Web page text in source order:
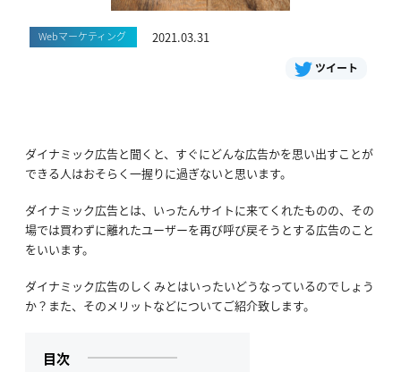
Webマーケティング 2021.03.31
ツイート
ダイナミック広告と聞くと、すぐにどんな広告かを思い出すことが
できる人はおそらく一握りに過ぎないと思います。
ダイナミック広告とは、いったんサイトに来てくれたものの、その
場では買わずに離れたユーザーを再び呼び戻そうとする広告のこと
をいいます。
ダイナミック広告のしくみとはいったいどうなっているのでしょう
か？また、そのメリットなどについてご紹介致します。
目次